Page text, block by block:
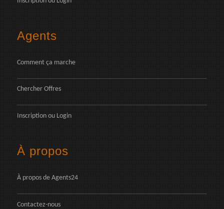
Agents
Comment ça marche
Chercher Offres
Inscription ou Login
À propos
À propos de Agents24
Contactez-nous